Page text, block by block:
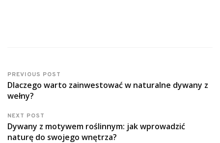
PREVIOUS POST
Dlaczego warto zainwestować w naturalne dywany z
wełny?
NEXT POST
Dywany z motywem roślinnym: jak wprowadzić
naturę do swojego wnętrza?